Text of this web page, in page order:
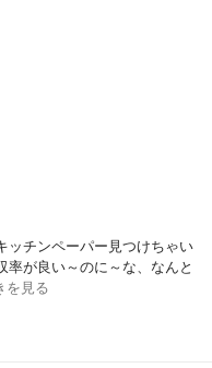
ッチンペーパー見つけちゃい
率が良い～のに～な、なんと
を見る